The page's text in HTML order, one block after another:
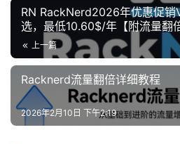
工
具
Private Server) in LA, USA.
What We First Observed
Our team was initially
systems detected that
lost network connectivity.
RN RackNerd2026年优惠促销
选，最低10.60$/年【附流量翻
上一篇
Racknerd流量翻倍详细教程
2026年2月10日 下午2:19